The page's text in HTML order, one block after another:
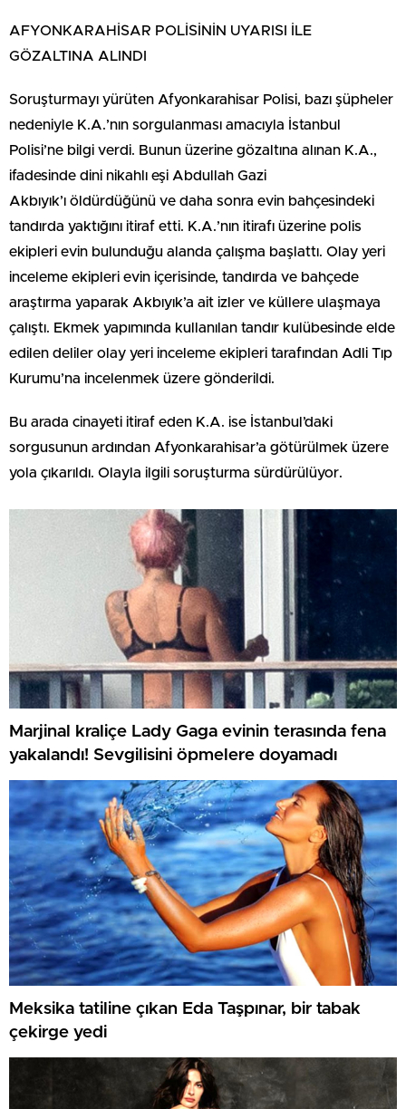
AFYONKARAHİSAR POLİSİNİN UYARISI İLE
GÖZALTINA ALINDI
Soruşturmayı yürüten Afyonkarahisar Polisi, bazı şüpheler
nedeniyle K.A.’nın sorgulanması amacıyla İstanbul
Polisi’ne bilgi verdi. Bunun üzerine gözaltına alınan K.A.,
ifadesinde dini nikahlı eşi Abdullah Gazi
Akbıyık’ı öldürdüğünü ve daha sonra evin bahçesindeki
tandırda yaktığını itiraf etti. K.A.’nın itirafı üzerine polis
ekipleri evin bulunduğu alanda çalışma başlattı. Olay yeri
inceleme ekipleri evin içerisinde, tandırda ve bahçede
araştırma yaparak Akbıyık’a ait izler ve küllere ulaşmaya
çalıştı. Ekmek yapımında kullanılan tandır kulübesinde elde
edilen deliler olay yeri inceleme ekipleri tarafından Adli Tıp
Kurumu’na incelenmek üzere gönderildi.
Bu arada cinayeti itiraf eden K.A. ise İstanbul’daki
sorgusunun ardından Afyonkarahisar’a götürülmek üzere
yola çıkarıldı. Olayla ilgili soruşturma sürdürülüyor.
Marjinal kraliçe Lady Gaga evinin terasında fena
yakalandı! Sevgilisini öpmelere doyamadı
Meksika tatiline çıkan Eda Taşpınar, bir tabak
çekirge yedi